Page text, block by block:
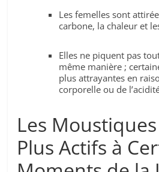
Les femelles sont
carbone, la chaleur et
Elles ne piquent pas
même manière ;
plus attrayantes en
corporelle ou de
Les
Plus Actifs à